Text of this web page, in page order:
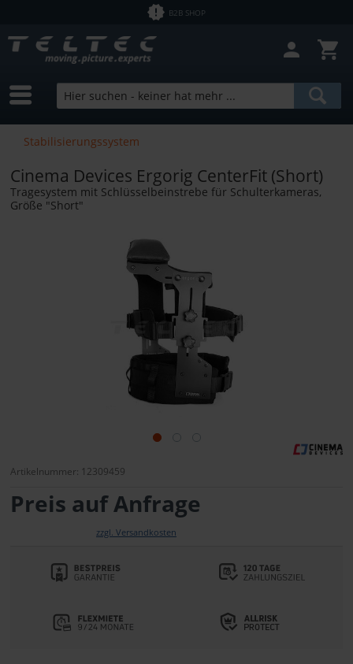
B2B SHOP
Stabilisierungssystem
Cinema Devices Ergorig CenterFit (Short)
Tragesystem mit Schlüsselbeinstrebe für Schulterkameras,
Größe "Short"
Artikelnummer: 12309459
Preis auf Anfrage
zzgl. Versandkosten
Sofort lieferbar
Hersteller
von2,61 € bis113690,00 €